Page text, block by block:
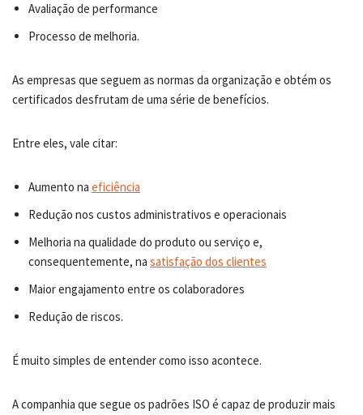
Avaliação de performance
Processo de melhoria.
As empresas que seguem as normas da organização e obtém os
certificados desfrutam de uma série de benefícios.
Entre eles, vale citar:
Aumento na eficiência
Redução nos custos administrativos e operacionais
Melhoria na qualidade do produto ou serviço e,
consequentemente, na satisfação dos clientes
Maior engajamento entre os colaboradores
Redução de riscos.
É muito simples de entender como isso acontece.
A companhia que segue os padrões ISO é capaz de produzir mais